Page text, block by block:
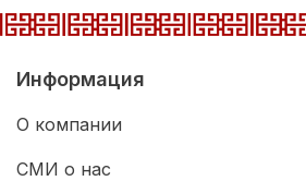
Информация
О компании
СМИ о нас